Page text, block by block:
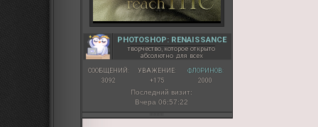
PHOTOSHOP: RENAISSANCE
творчество, которое открыто
абсолютно для всех
СООБЩЕНИЙ:
3092
УВАЖЕНИЕ:
+175
ФЛОРИНОВ:
2000
Последний визит:
Вчера 06:57:22